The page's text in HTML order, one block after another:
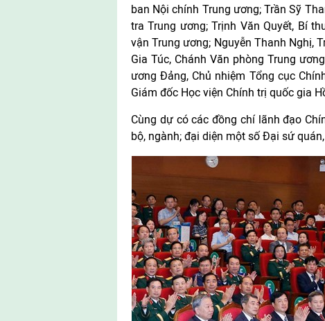
ban Nội chính Trung ương; Trần Sỹ
tra Trung ương; Trịnh Văn Quyết, Bí
vận Trung ương; Nguyễn Thanh Nghị,
Gia Túc, Chánh Văn phòng Trung
ương Đảng, Chủ nhiệm Tổng cục
Giám đốc Học viện Chính trị quốc gia
Cùng dự có các đồng chí lãnh đạo
bộ, ngành; đại diện một số Đại sứ